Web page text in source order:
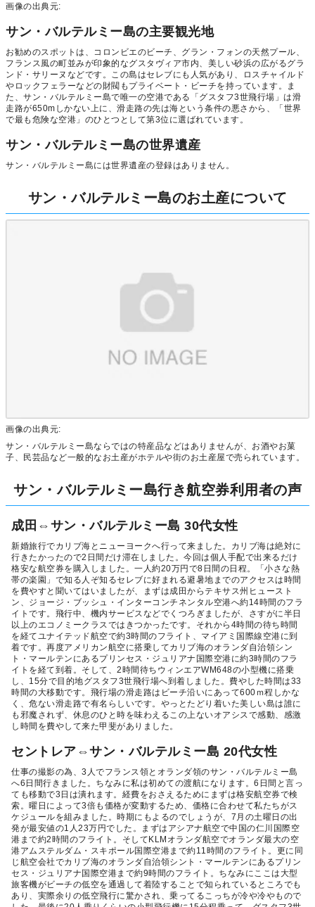
画像の出典元:
サン・バルテルミー島の主要観光地
お勧めのスポットは、コロンビエのビーチ、グラン・フォンの天然プール、
フランス風の町並みが印象的なグスタヴィア市内、美しい砂浜の広がるグラ
ンド・サリーヌなどです。この島はセレブにも人気があり、ロスチャイルド
やロックフェラーなどの財閥もプライベート・ビーチを持っています。ま
た、サン・バルテルミー島で唯一の空港である「グスタフ3世飛行場」は滑
走路が650mしかない上に、滑走路の先は海という条件の悪さから、「世界
で最も危険な空港」のひとつとして第3位に選ばれています。
サン・バルテルミー島の世界遺産
サン・バルテルミー島には世界遺産の登録はありません。
サン・バルテルミー島のお土産について
画像の出典元:
サン・バルテルミー島ならではの特産品などはありませんが、お酒やお菓
子、民芸品など一般的なお土産がホテルや街のお土産屋で売られています。
サン・バルテルミー島行き航空券利用者の声
成田⇔サン・バルテルミー島 30代女性
新婚旅行でカリブ海とニューヨークへ行って来ました。カリブ海は絶対に
行きたかったので2日間だけ滞在しました。今回は個人手配で出来るだけ
格安な航空券を購入しました。一人約20万円で8日間の日程。「小さな熱
帯の楽園」で知る人ぞ知るセレブに好まれる避暑地までのアクセスは時間
を費やすと聞いてはいましたが、まずは成田からテキサス州ヒュースト
ン、ジョージ・ブッシュ・インターコンチネンタル空港へ約14時間のフラ
イトです。飛行中、機内サービスなどでくつろぎましたが、さすがに半日
以上のエコノミークラスではきつかったです。それから4時間の待ち時間
を経てユナイテッド航空で約3時間のフライト、マイアミ国際線空港に到
着です。再度アメリカン航空に搭乗してカリブ海のオランダ自治領シン
ト・マールテンにあるプリンセス・ジュリアナ国際空港に約3時間のフラ
イトを経て到着。そして、2時間待ちウィンエアWM648の小型機に搭乗
し、15分で目的地グスタフ3世飛行場へ到着しました。費やした時間は33
時間の大移動です。飛行場の滑走路はビーチ沿いにあって600ｍ程しかな
く、危ない滑走路で有名らしいです。やっとたどり着いた美しい島は誰に
も邪魔されず、休息のひと時を味わえるこの上ないオアシスで感動、感激
し時間を費やして来た甲斐がありました。
セントレア⇔サン・バルテルミー島 20代女性
仕事の撮影の為、3人でフランス領とオランダ領のサン・バルテルミー島
へ6日間行きました。ちなみに私は初めての渡航になります。6日間と言っ
ても移動で3日は潰れます。経費をおさえるためにまずは格安航空券で検
索。曜日によって3倍も価格が変動するため、価格に合わせて私たちがス
ケジュールを組みました。時期にもよるのでしょうが、7月の土曜日の出
発が最安値の1人23万円でした。まずはアシアナ航空で中国の仁川国際空
港まで約2時間のフライト。そしてKLMオランダ航空でオランダ最大の空
港アムステルダム・スキポール国際空港まで約11時間のフライト。更に同
じ航空会社でカリブ海のオランダ自治領シント・マールテンにあるプリン
セス・ジュリアナ国際空港まで約9時間のフライト。ちなみにここは大型
旅客機がビーチの低空を通過して着陸することで知られているところでも
あり、実際余りの低空飛行に驚かされ、乗ってるこっちが冷や冷やもので